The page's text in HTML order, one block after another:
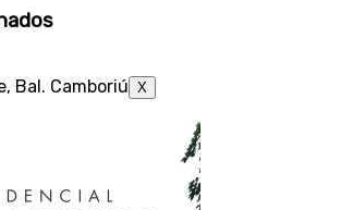
Bal. Camboriú X